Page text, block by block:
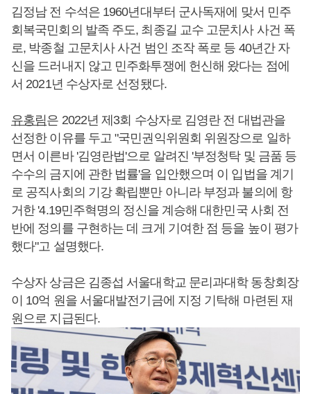
김정남 전 수석은 1960년대부터 군사독재에 맞서 민주
회복국민회의 발족 주도, 최종길 교수 고문치사 사건 폭
로, 박종철 고문치사 사건 범인 조작 폭로 등 40년간 자
신을 드러내지 않고 민주화투쟁에 헌신해 왔다는 점에
서 2021년 수상자로 선정됐다.
유홍림은 2022년 제3회 수상자로 김영란 전 대법관을
선정한 이유를 두고 "국민권익위원회 위원장으로 일하
면서 이른바 '김영란법'으로 알려진 '부정청탁 및 금품 등
수수의 금지에 관한 법률'을 입안했으며 이 입법을 계기
로 공직사회의 기강 확립뿐만 아니라 부정과 불의에 항
거한 '4.19민주혁명의 정신을 계승해 대한민국 사회 전
반에 정의를 구현하는 데 크게 기여한 점 등을 높이 평가
했다"고 설명했다.
수상자 상금은 김종섭 서울대학교 문리과대학 동창회장
이 10억 원을 서울대발전기금에 지정 기탁해 마련된 재
원으로 지급된다.